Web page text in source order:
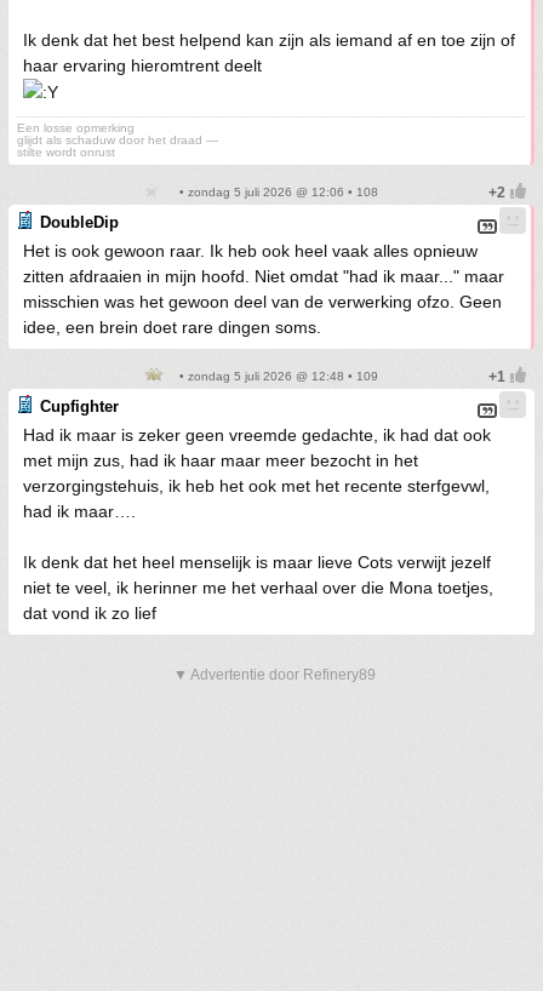
Ik denk dat het best helpend kan zijn als iemand af en toe zijn of
haar ervaring hieromtrent deelt
Een losse opmerking
glijdt als schaduw door het draad —
stilte wordt onrust
• zondag 5 juli 2026 @ 12:06 • 108
DoubleDip
Het is ook gewoon raar. Ik heb ook heel vaak alles opnieuw
zitten afdraaien in mijn hoofd. Niet omdat "had ik maar..." maar
misschien was het gewoon deel van de verwerking ofzo. Geen
idee, een brein doet rare dingen soms.
• zondag 5 juli 2026 @ 12:48 • 109
Cupfighter
Had ik maar is zeker geen vreemde gedachte, ik had dat ook
met mijn zus, had ik haar maar meer bezocht in het
verzorgingstehuis, ik heb het ook met het recente sterfgevwl,
had ik maar….
Ik denk dat het heel menselijk is maar lieve Cots verwijt jezelf
niet te veel, ik herinner me het verhaal over die Mona toetjes,
dat vond ik zo lief
▼ Advertentie door Refinery89